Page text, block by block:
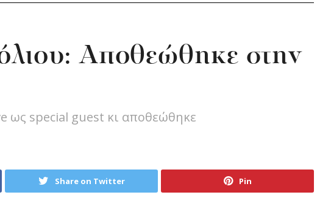
Αποθεώθηκε στην
ως special guest κι αποθεώθηκε
Share on Twitter Pin